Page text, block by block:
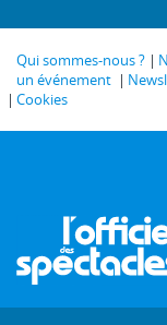
Qui sommes-nous ?
un événement
Cookies